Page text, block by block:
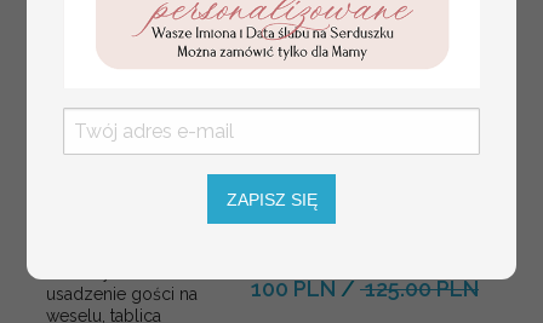
usadzenie gości na
weselu, tablica
100 PLN/125.00 PLN
ZAPISZ SIĘ